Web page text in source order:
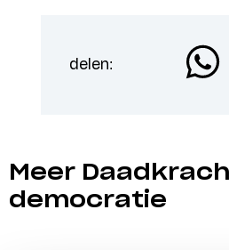
delen:
Meer
democratie